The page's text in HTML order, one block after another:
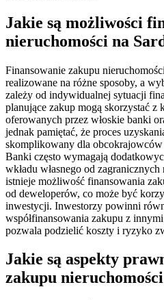
Jakie są możliwości
nieruchomości na
Finansowanie zakupu
realizowane na różne sposoby, a
zależy od indywidualnej sytuacji
planujące zakup mogą skorzystać z
oferowanych przez włoskie banki
jednak pamiętać, że proces
skomplikowany dla obcokrajowców
Banki często wymagają
wkładu własnego od
istnieje możliwość finansowania
od deweloperów, co może być
inwestycji. Inwestorzy powinni
współfinansowania zakupu z
pozwala podzielić koszty i ryzyko
Jakie są aspekty
zakupu